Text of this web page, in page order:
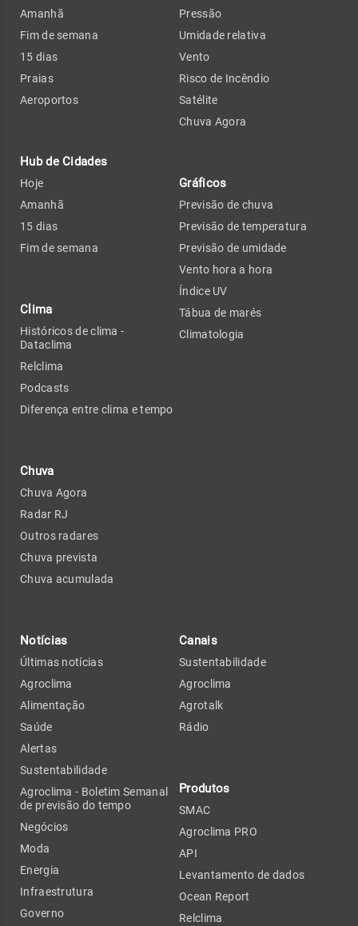
Amanhã
Fim de semana
15 dias
Praias
Aeroportos
Hub de Cidades
Hoje
Amanhã
15 dias
Fim de semana
Clima
Históricos de clima -
Dataclima
Relclima
Podcasts
Diferença entre clima e tempo
Chuva
Chuva Agora
Radar RJ
Outros radares
Chuva prevista
Chuva acumulada
Pressão
Umidade relativa
Vento
Risco de Incêndio
Satélite
Chuva Agora
Gráficos
Previsão de chuva
Previsão de temperatura
Previsão de umidade
Vento hora a hora
Índice UV
Tábua de marés
Climatologia
Notícias
Últimas notícias
Agroclima
Alimentação
Saúde
Alertas
Sustentabilidade
Agroclima - Boletim Semanal
de previsão do tempo
Negócios
Moda
Energia
Infraestrutura
Governo
Canais
Sustentabilidade
Agroclima
Agrotalk
Rádio
Produtos
SMAC
Agroclima PRO
API
Levantamento de dados
Ocean Report
Relclima